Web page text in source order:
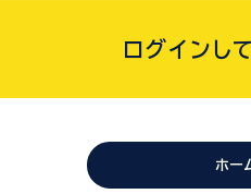
ログインし
ホー